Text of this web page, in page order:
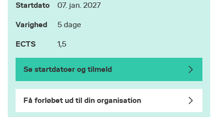
Startdato 07. jan. 2027
Varighed 5 dage
ECTS 1,5
Se startdatoer og tilmeld
Få forløbet ud til din organisation